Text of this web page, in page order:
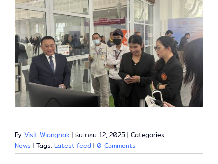
By Visit Wiangnak | ธันวาคม 12, 2025 | Categories:
News | Tags: Latest feed | 0 Comments